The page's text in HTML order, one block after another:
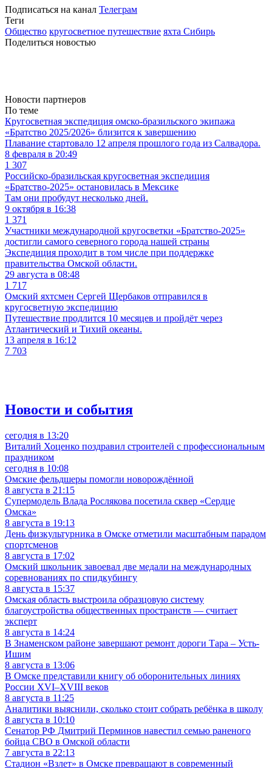
Подписаться на канал Телеграм
Теги
Общество кругосветное путешествие яхта Сибирь
Поделиться новостью
Новости партнеров
По теме
Кругосветная экспедиция омско-бразильского экипажа
«Братство 2025/2026» близится к завершению
Плавание стартовало 12 апреля прошлого года из Салвадора.
8 февраля в 20:49
1 307
Российско-бразильская кругосветная экспедиция
«Братство-2025» остановилась в Мексике
Там они пробудут несколько дней.
9 октября в 16:38
1 371
Участники международной кругосветки «Братство-2025»
достигли самого северного города нашей страны
Экспедиция проходит в том числе при поддержке
правительства Омской области.
29 августа в 08:48
1 717
Омский яхтсмен Сергей Щербаков отправился в
кругосветную экспедицию
Путешествие продлится 10 месяцев и пройдёт через
Атлантический и Тихий океаны.
13 апреля в 16:12
7 703
Новости и события
сегодня в 13:20
Виталий Хоценко поздравил строителей с профессиональным
праздником
сегодня в 10:08
Омские фельдшеры помогли новорождённой
8 августа в 21:15
Супермодель Влада Рослякова посетила сквер «Сердце
Омска»
8 августа в 19:13
День физкультурника в Омске отметили масштабным парадом
спортсменов
8 августа в 17:02
Омский школьник завоевал две медали на международных
соревнованиях по спидкубингу
8 августа в 15:37
Омская область выстроила образцовую систему
благоустройства общественных пространств — считает
эксперт
8 августа в 14:24
В Знаменском районе завершают ремонт дороги Тара – Усть-
Ишим
8 августа в 13:06
В Омске представили книгу об оборонительных линиях
России XVI–XVIII веков
8 августа в 11:25
Аналитики выяснили, сколько стоит собрать ребёнка в школу
8 августа в 10:10
Сенатор РФ Дмитрий Перминов навестил семью раненого
бойца СВО в Омской области
7 августа в 22:13
Стадион «Взлет» в Омске превращают в современный